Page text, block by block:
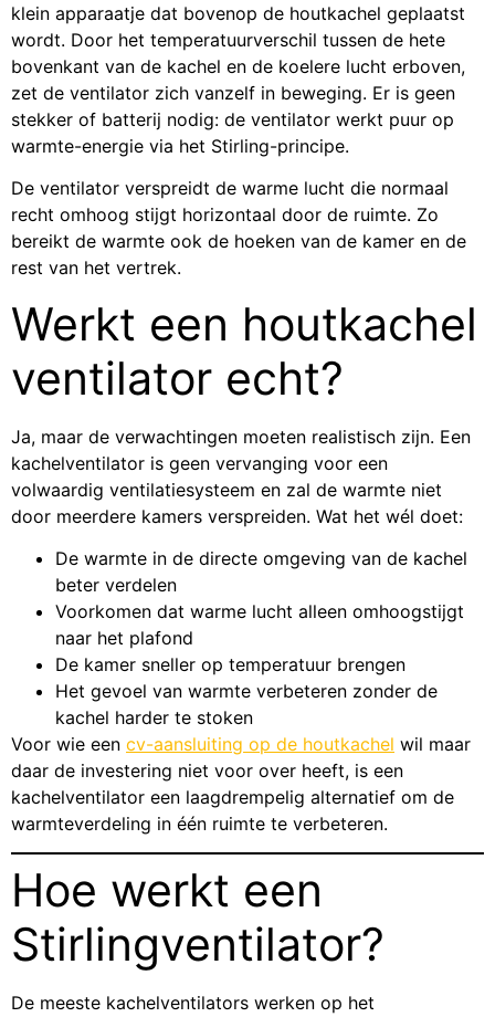
klein apparaatje dat bovenop de houtkachel geplaatst
wordt. Door het temperatuurverschil tussen de hete
bovenkant van de kachel en de koelere lucht erboven,
zet de ventilator zich vanzelf in beweging. Er is geen
stekker of batterij nodig: de ventilator werkt puur op
warmte-energie via het Stirling-principe.
De ventilator verspreidt de warme lucht die normaal
recht omhoog stijgt horizontaal door de ruimte. Zo
bereikt de warmte ook de hoeken van de kamer en de
rest van het vertrek.
Werkt een houtkachel
ventilator echt?
Ja, maar de verwachtingen moeten realistisch zijn. Een
kachelventilator is geen vervanging voor een
volwaardig ventilatiesysteem en zal de warmte niet
door meerdere kamers verspreiden. Wat het wél doet:
De warmte in de directe omgeving van de kachel
beter verdelen
Voorkomen dat warme lucht alleen omhoogstijgt
naar het plafond
De kamer sneller op temperatuur brengen
Het gevoel van warmte verbeteren zonder de
kachel harder te stoken
Voor wie een cv-aansluiting op de houtkachel wil maar
daar de investering niet voor over heeft, is een
kachelventilator een laagdrempelig alternatief om de
warmteverdeling in één ruimte te verbeteren.
Hoe werkt een
Stirlingventilator?
De meeste kachelventilators werken op het